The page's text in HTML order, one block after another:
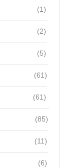
(1)
(2)
(5)
(61)
(61)
(85)
(11)
(6)